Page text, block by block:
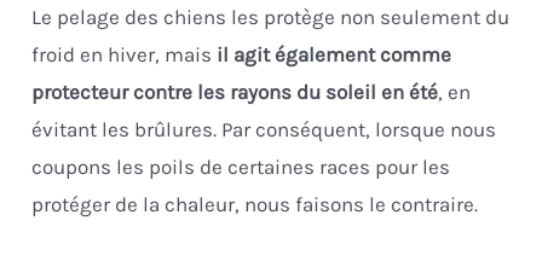
Le pelage des chiens les protège non seulement du
froid en hiver, mais il agit également comme
protecteur contre les rayons du soleil en été, en
évitant les brûlures. Par conséquent, lorsque nous
coupons les poils de certaines races pour les
protéger de la chaleur, nous faisons le contraire.